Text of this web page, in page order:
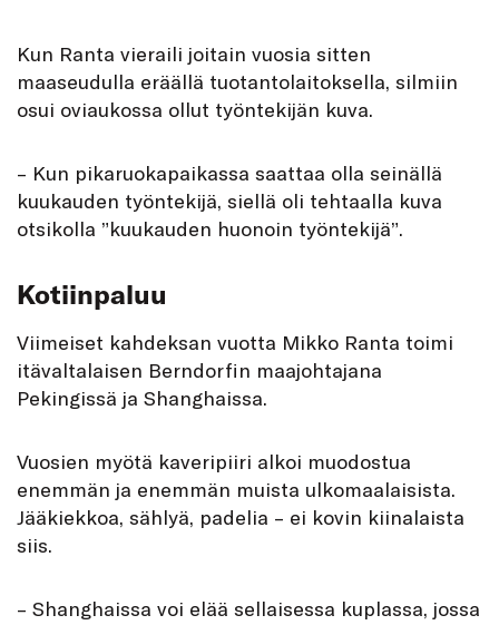
Kun Ranta vieraili joitain vuosia sitten
maaseudulla eräällä tuotantolaitoksella, silmiin
osui oviaukossa ollut työntekijän kuva.
– Kun pikaruokapaikassa saattaa olla seinällä
kuukauden työntekijä, siellä oli tehtaalla kuva
otsikolla ”kuukauden huonoin työntekijä”.
Kotiinpaluu
Viimeiset kahdeksan vuotta Mikko Ranta toimi
itävaltalaisen Berndorfin maajohtajana
Pekingissä ja Shanghaissa.
Vuosien myötä kaveripiiri alkoi muodostua
enemmän ja enemmän muista ulkomaalaisista.
Jääkiekkoa, sählyä, padelia – ei kovin kiinalaista
siis.
– Shanghaissa voi elää sellaisessa kuplassa, jossa